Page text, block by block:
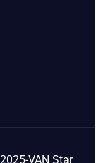
VAN Star